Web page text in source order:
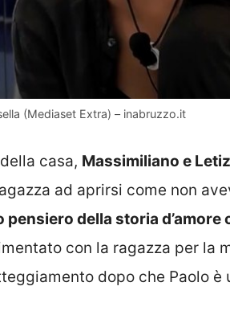
(Mediaset Extra) – inabruzzo.it
casa, Massimiliano e
ad aprirsi come non
della storia d’amore
con la ragazza per la
dopo che Paolo è